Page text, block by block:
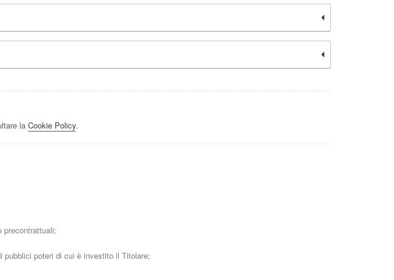
laCookie Policy.
precontrattuali;
poteri di cui è investito il Titolare;